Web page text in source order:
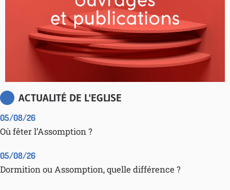
ACTUALITÉ DE L'EGLISE
05/08/26
Où fêter l’Assomption ?
05/08/26
Dormition ou Assomption, quelle différence ?